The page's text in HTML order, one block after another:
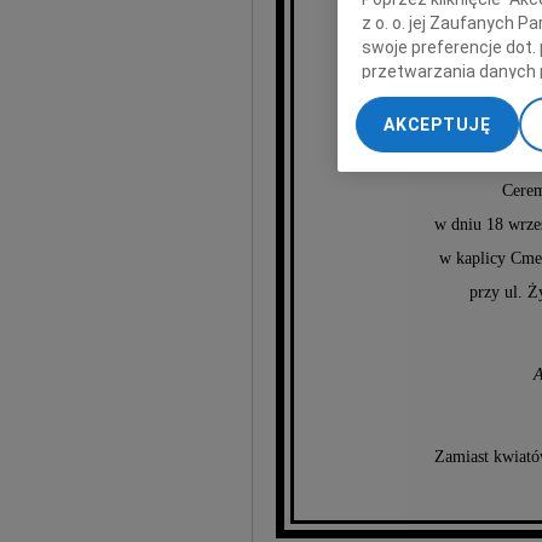
w dniu 18
w kaplicy
przy ul.
Zamiast
z o. o. jej Zaufanych
swoje preferencje dot.
przetwarzania danych
„Ustawienia
My, nasi Zaufani
dokładnych danych
Przechowywanie
treści, badnie
AKCEPTUJĘ